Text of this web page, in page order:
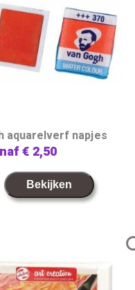
aquarelverf napjes
€ 2,50
Bekijken